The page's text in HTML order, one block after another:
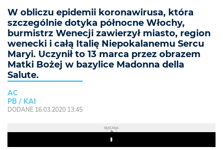
W obliczu epidemii koronawirusa, która
szczególnie dotyka północne Włochy,
burmistrz Wenecji zawierzył miasto, region
wenecki i całą Italię Niepokalanemu Sercu
Maryi. Uczynił to 13 marca przez obrazem
Matki Bożej w bazylice Madonna della
Salute.
AC
PB / KAI
DODANE 16.03.2020 13:45
REKLAMA
Play